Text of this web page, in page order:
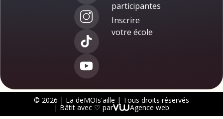
participantes
Inscrire
votre école
© 2026 | La deMOIs'aille | Tous droits réservés
| Bâtit avec ♡ par Agence web